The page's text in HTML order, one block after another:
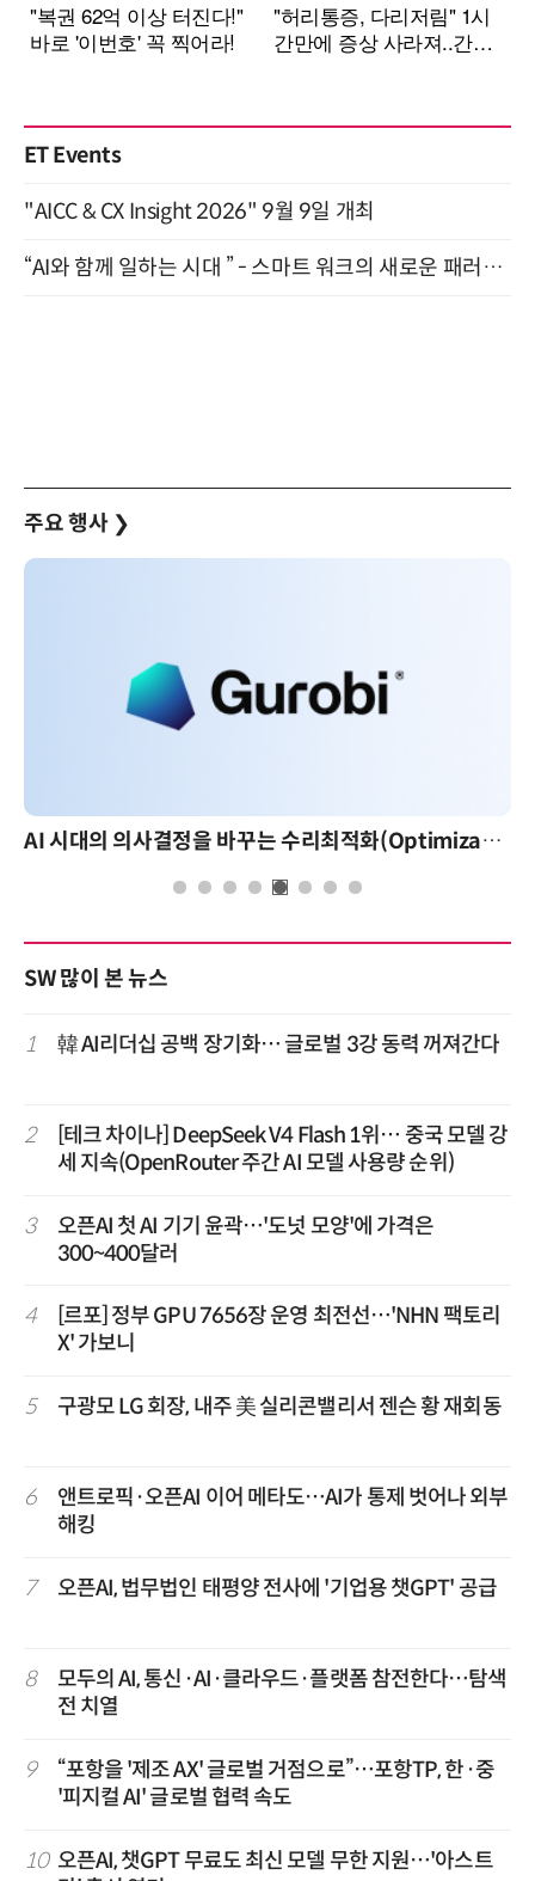
ET Events
"AICC & CX Insight 2026" 9월 9일 개최
“AI와 함께 일하는 시대 ” - 스마트 워크의 새로운 패러다임 (9/11)
주요 행사 ❯
AI 시대의 의사결정을 바꾸는 수리최적화(Optimization): 실제 산업 적용 사례와 활용 전략
SW 많이 본 뉴스
1 韓 AI리더십 공백 장기화… 글로벌 3강 동력 꺼져간다
2
[테크 차이나] DeepSeek V4 Flash 1위… 중국 모델 강
세 지속(OpenRouter 주간 AI 모델 사용량 순위)
3
오픈AI 첫 AI 기기 윤곽…'도넛 모양'에 가격은
300~400달러
4
[르포] 정부 GPU 7656장 운영 최전선…'NHN 팩토리
X' 가보니
5 구광모 LG 회장, 내주 美 실리콘밸리서 젠슨 황 재회동
6
앤트로픽·오픈AI 이어 메타도…AI가 통제 벗어나 외부
해킹
7 오픈AI, 법무법인 태평양 전사에 '기업용 챗GPT' 공급
8
모두의 AI, 통신·AI·클라우드·플랫폼 참전한다…탐색
전 치열
9
“포항을 '제조 AX' 글로벌 거점으로”…포항TP, 한·중
'피지컬 AI' 글로벌 협력 속도
10 오픈AI, 챗GPT 무료도 최신 모델 무한 지원…'아스트